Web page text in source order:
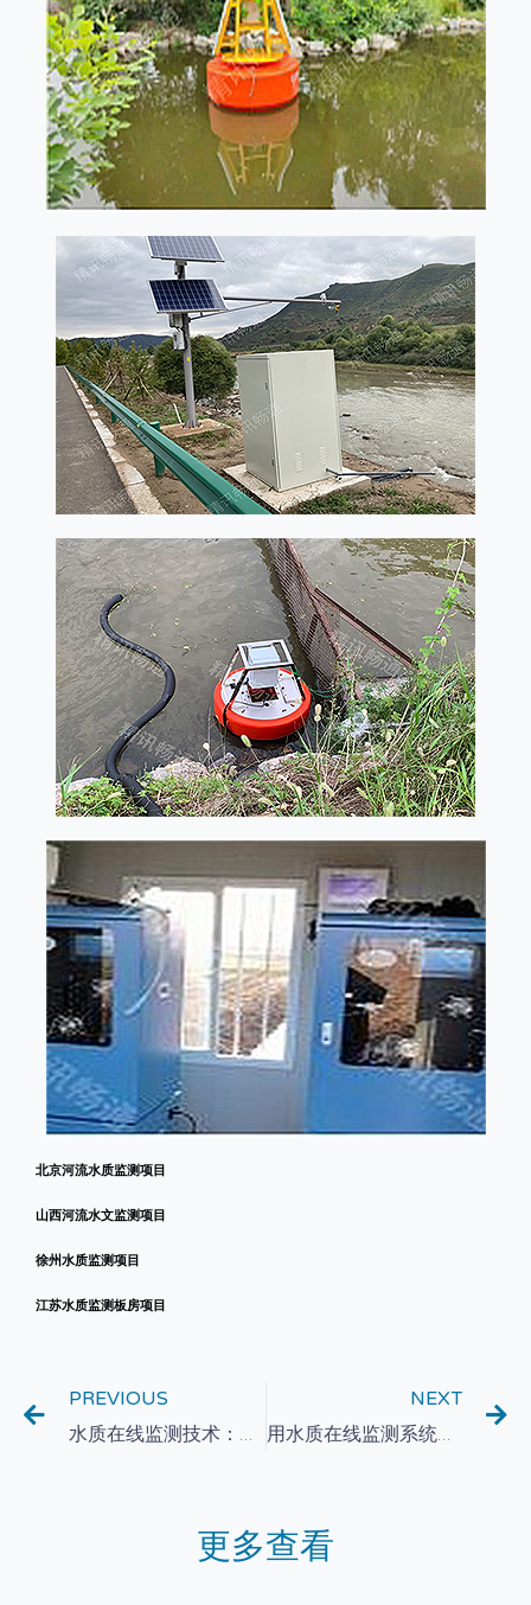
北京河流水质监测项目
山西河流水文监测项目
徐州水质监测项目
江苏水质监测板房项目
PREVIOUS
水质在线监测技术：保障饮用水安全的重要工具
NEXT
用水质在线监测系统，实现水资源管理智能化
更多查看